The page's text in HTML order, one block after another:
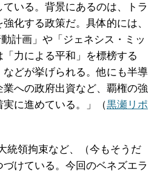
いる。背景にあるのは、トラ
化する政策だ。具体的には、
計画」や「ジェネシス・ミッ
力による平和」を標榜する
などが挙げられる。他にも半導
への政府出資など、覇権の強
に進めている。」（黒瀬リポ
統領拘束など、（今もそうだ
けている。今回のベネズエラ